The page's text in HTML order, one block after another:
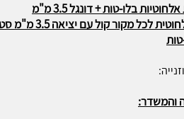
בלו-טות + דונגל 3.5 מ"מ
קול עם יציאה 3.5 מ"מ סטריאופונית
והמשדר: